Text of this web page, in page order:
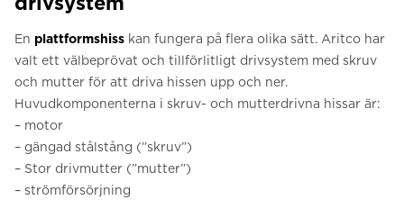
SV
En plattformshiss kan fungera på flera olika sätt. Aritco har
valt ett välbeprövat och tillförlitligt drivsystem med skruv
och mutter för att driva hissen upp och ner.
Huvudkomponenterna i skruv- och mutterdrivna hissar är:
– motor
– gängad stålstång (”skruv”)
– Stor drivmutter (”mutter”)
– strömförsörjning